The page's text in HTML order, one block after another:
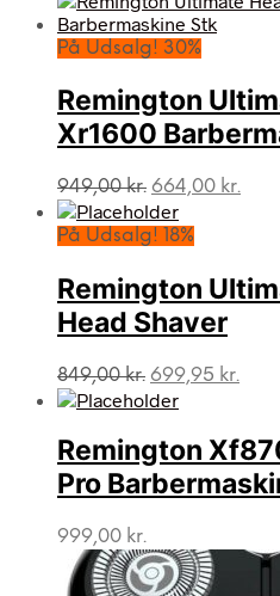
På Udsalg! 30%
Remington
Xr1600
949,00kr. Den
oprindelige
pris
949,00 kr..
664,00 kr.
På Udsalg! 18%
Remington
Head Shaver
849,00kr. Den
oprindelige
var:
849,00 kr..
699,95 kr.
er:
Remington
Pro
999,00 kr.